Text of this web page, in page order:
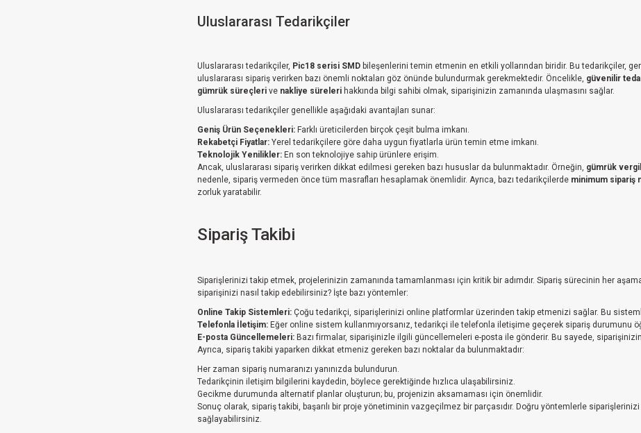
Uluslararası Tedarikçiler
Uluslararası tedarikçiler, Pic18 serisi SMD bileşenlerini temin etmenin en etkili yollarından biridir. Bu tedarikçiler,
uluslararası sipariş verirken bazı önemli noktaları göz önünde bulundurmak gerekmektedir. Öncelikle, güvenilir
gümrük süreçleri ve nakliye süreleri hakkında bilgi sahibi olmak, siparişinizin zamanında ulaşmasını sağlar.
Uluslararası tedarikçiler genellikle aşağıdaki avantajları sunar:
Geniş Ürün Seçenekleri: Farklı üreticilerden birçok çeşit bulma imkanı.
Rekabetçi Fiyatlar: Yerel tedarikçilere göre daha uygun fiyatlarla ürün temin etme imkanı.
Teknolojik Yenilikler: En son teknolojiye sahip ürünlere erişim.
Ancak, uluslararası sipariş verirken dikkat edilmesi gereken bazı hususlar da bulunmaktadır. Örneğin, gümrük
nedenle, sipariş vermeden önce tüm masrafları hesaplamak önemlidir. Ayrıca, bazı tedarikçilerde minimum sipariş
zorluk yaratabilir.
Sipariş Takibi
Siparişlerinizi takip etmek, projelerinizin zamanında tamamlanması için kritik bir adımdır. Sipariş sürecinin her
siparişinizi nasıl takip edebilirsiniz? İşte bazı yöntemler:
Online Takip Sistemleri: Çoğu tedarikçi, siparişlerinizi online platformlar üzerinden takip etmenizi sağlar. Bu
Telefonla İletişim: Eğer online sistem kullanmıyorsanız, tedarikçi ile telefonla iletişime geçerek sipariş durumunu
E-posta Güncellemeleri: Bazı firmalar, siparişinizle ilgili güncellemeleri e-posta ile gönderir. Bu sayede,
Ayrıca, sipariş takibi yaparken dikkat etmeniz gereken bazı noktalar da bulunmaktadır:
Her zaman sipariş numaranızı yanınızda bulundurun.
Tedarikçinin iletişim bilgilerini kaydedin, böylece gerektiğinde hızlıca ulaşabilirsiniz.
Gecikme durumunda alternatif planlar oluşturun; bu, projenizin aksamaması için önemlidir.
Sonuç olarak, sipariş takibi, başarılı bir proje yönetiminin vazgeçilmez bir parçasıdır. Doğru yöntemlerle
sağlayabilirsiniz.